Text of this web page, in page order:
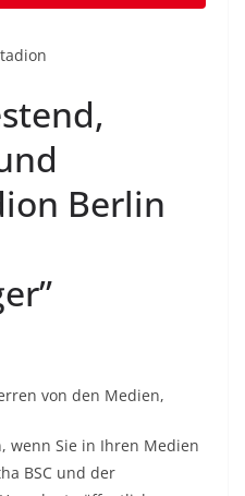
Berlin
von den Medien,
wenn Sie in Ihren Medien
BSC und der